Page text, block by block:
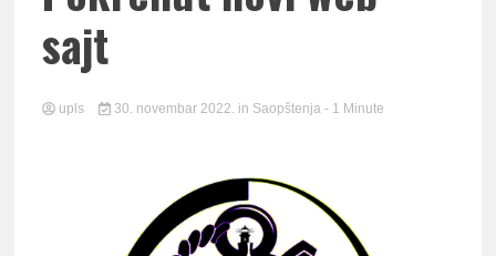
sajt
upls 30. novembar 2022. in Saopštenja - 1 Minute